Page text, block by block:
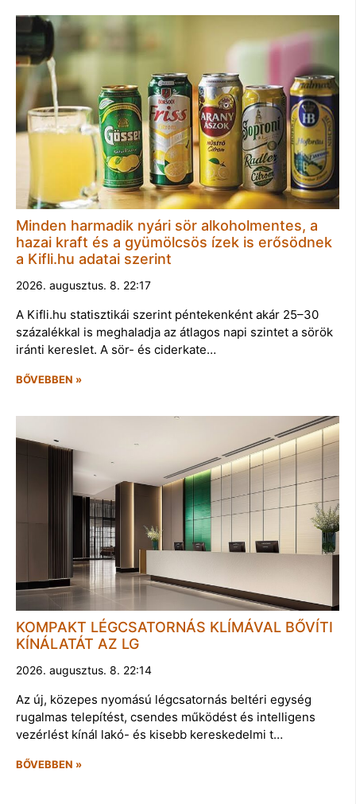
Minden harmadik nyári sör alkoholmentes, a
hazai kraft és a gyümölcsös ízek is erősödnek
a Kifli.hu adatai szerint
2026. augusztus. 8. 22:17
A Kifli.hu statisztikái szerint péntekenként akár 25–30
százalékkal is meghaladja az átlagos napi szintet a sörök
iránti kereslet. A sör- és ciderkate…
BŐVEBBEN »
KOMPAKT LÉGCSATORNÁS KLÍMÁVAL BŐVÍTI
KÍNÁLATÁT AZ LG
2026. augusztus. 8. 22:14
Az új, közepes nyomású légcsatornás beltéri egység
rugalmas telepítést, csendes működést és intelligens
vezérlést kínál lakó- és kisebb kereskedelmi t…
BŐVEBBEN »